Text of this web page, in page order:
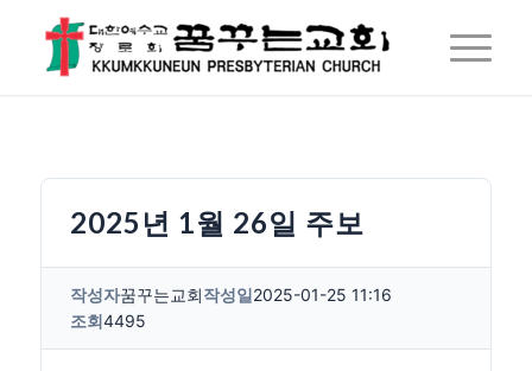
2025년 1월 26일 주보
작성자꿈꾸는교회작성일2025-01-25 11:16
조회4495